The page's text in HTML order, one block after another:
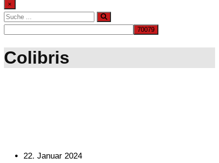
×
Colibris
22. Januar 2024